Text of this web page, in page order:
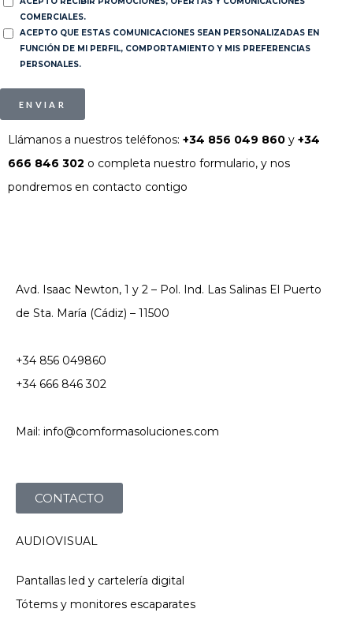
COMERCIALES.
ACEPTO QUE ESTAS COMUNICACIONES SEAN PERSONALIZADAS EN
FUNCIÓN DE MI PERFIL, COMPORTAMIENTO Y MIS PREFERENCIAS
PERSONALES.
ENVIAR
Llámanos a nuestros teléfonos: +34 856 049 860 y +34
666 846 302 o completa nuestro formulario, y nos
pondremos en contacto contigo
Avd. Isaac Newton, 1 y 2 – Pol. Ind. Las Salinas El Puerto
de Sta. María (Cádiz) – 11500
+34 856 049860
+34 666 846 302
Mail: info@comformasoluciones.com
CONTACTO
AUDIOVISUAL
Pantallas led y cartelería digital
Tótems y monitores escaparates